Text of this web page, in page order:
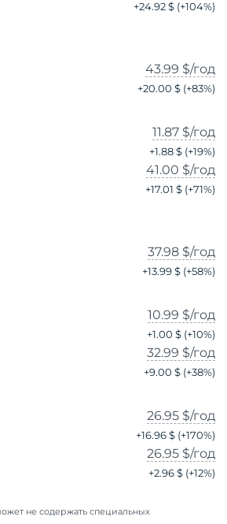
+24.92 $ (+104%)
43.99 $/год
+20.00 $ (+83%)
11.87 $/год
+1.88 $ (+19%)
41.00 $/год
+17.01 $ (+71%)
37.98 $/год
+13.99 $ (+58%)
10.99 $/год
+1.00 $ (+10%)
32.99 $/год
+9.00 $ (+38%)
26.95 $/год
+16.96 $ (+170%)
26.95 $/год
+2.96 $ (+12%)
не содержать специальных